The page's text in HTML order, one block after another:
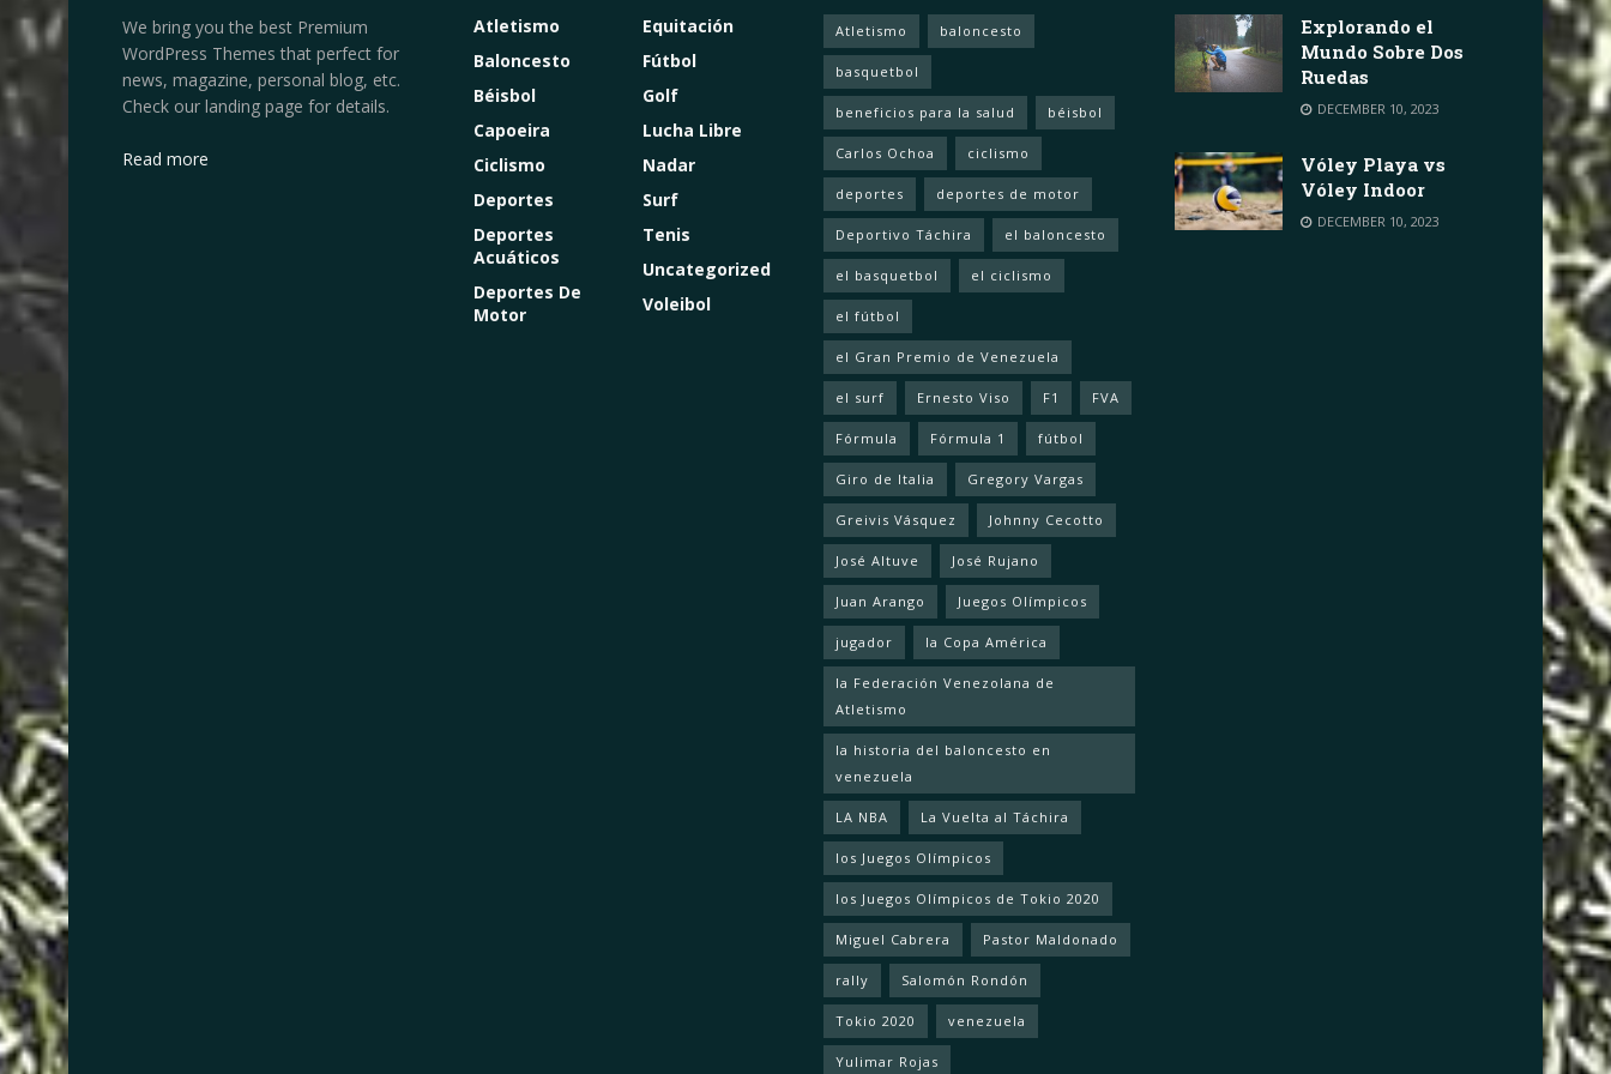
We bring you the best Premium
WordPress Themes that perfect for
news, magazine, personal blog, etc.
Check our landing page for details.
Read more
Atletismo
Baloncesto
Béisbol
Capoeira
Ciclismo
Deportes
Deportes
Acuáticos
Deportes De
Motor
Equitación
Fútbol
Golf
Lucha Libre
Nadar
Surf
Tenis
Uncategorized
Voleibol
Atletismo baloncesto
basquetbol
beneficios para la salud béisbol
Carlos Ochoa ciclismo
deportes deportes de motor
Deportivo Táchira el baloncesto
el basquetbol el ciclismo
el fútbol
el Gran Premio de Venezuela
el surf Ernesto Viso F1 FVA
Fórmula Fórmula 1 fútbol
Giro de Italia Gregory Vargas
Greivis Vásquez Johnny Cecotto
José Altuve José Rujano
Juan Arango Juegos Olímpicos
jugador la Copa América
la Federación Venezolana de
Atletismo
la historia del baloncesto en
venezuela
LA NBA La Vuelta al Táchira
los Juegos Olímpicos
los Juegos Olímpicos de Tokio 2020
Miguel Cabrera Pastor Maldonado
rally Salomón Rondón
Tokio 2020 venezuela
Yulimar Rojas
Explorando el
Mundo Sobre Dos
Ruedas
DECEMBER 10, 2023
Vóley Playa vs
Vóley Indoor
DECEMBER 10, 2023